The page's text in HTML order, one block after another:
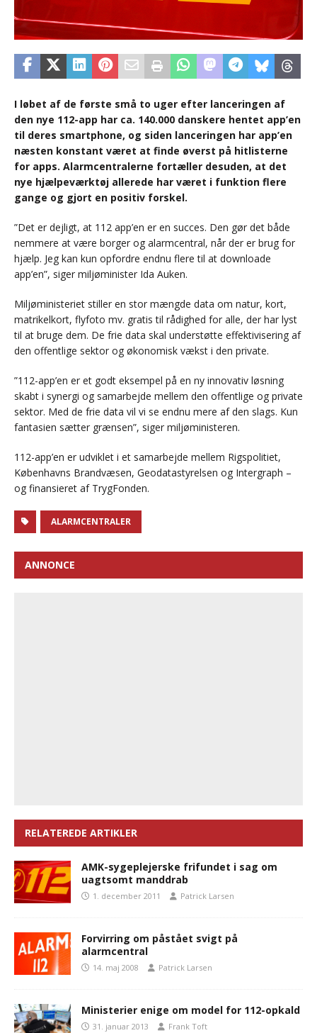
I løbet af de første små to uger efter lanceringen af
den nye 112-app har ca. 140.000 danskere hentet app’en
til deres smartphone, og siden lanceringen har app’en
næsten konstant været at finde øverst på hitlisterne
for apps. Alarmcentralerne fortæller desuden, at det
nye hjælpeværktøj allerede har været i funktion flere
gange og gjort en positiv forskel.
”Det er dejligt, at 112 app’en er en succes. Den gør det både
nemmere at være borger og alarmcentral, når der er brug for
hjælp. Jeg kan kun opfordre endnu flere til at downloade
app’en”, siger miljøminister Ida Auken.
Miljøministeriet stiller en stor mængde data om natur, kort,
matrikelkort, flyfoto mv. gratis til rådighed for alle, der har lyst
til at bruge dem. De frie data skal understøtte effektivisering af
den offentlige sektor og økonomisk vækst i den private.
”112-app’en er et godt eksempel på en ny innovativ løsning
skabt i synergi og samarbejde mellem den offentlige og private
sektor. Med de frie data vil vi se endnu mere af den slags. Kun
fantasien sætter grænsen”, siger miljøministeren.
112-app’en er udviklet i et samarbejde mellem Rigspolitiet,
Københavns Brandvæsen, Geodatastyrelsen og Intergraph –
og finansieret af TrygFonden.
ALARMCENTRALER
ANNONCE
RELATEREDE ARTIKLER
AMK-sygeplejerske frifundet i sag om
uagtsomt manddrab
1. december 2011 Patrick Larsen
Forvirring om påstået svigt på
alarmcentral
14. maj 2008 Patrick Larsen
Ministerier enige om model for 112-opkald
31. januar 2013 Frank Toft